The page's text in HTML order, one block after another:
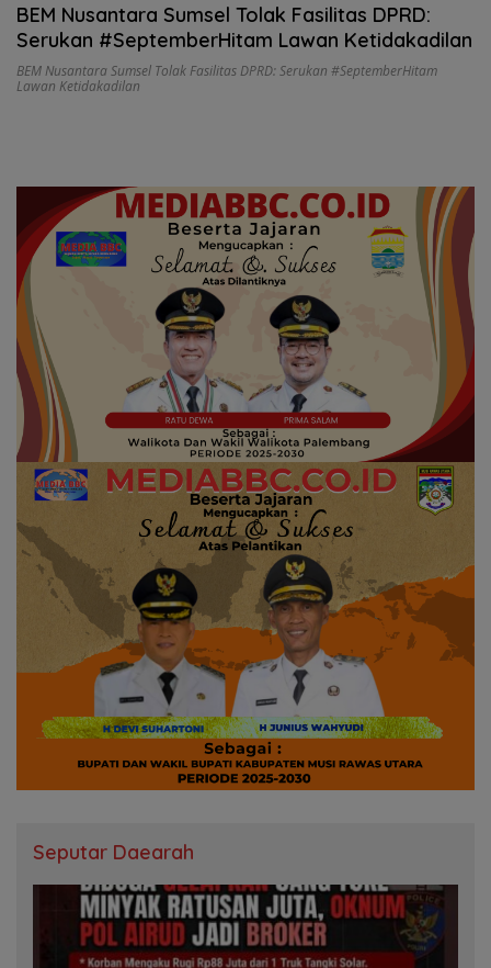
BEM Nusantara Sumsel Tolak Fasilitas DPRD:
Serukan #SeptemberHitam Lawan Ketidakadilan
BEM Nusantara Sumsel Tolak Fasilitas DPRD: Serukan #SeptemberHitam
Lawan Ketidakadilan
Seputar Daearah